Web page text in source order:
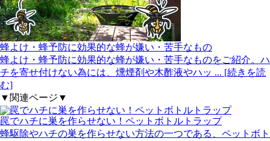
蜂よけ・蜂予防に効果的な蜂が嫌い・苦手なもの
蜂よけ・蜂予防に効果的な蜂が嫌い・苦手なものをご紹介。ハ
チを寄せ付けない為には、燻煙剤や木酢液やハッ ... [続きを読
む]
▼関連ページ▼
罠でハチに巣を作らせない！ペットボトルトラップ
蜂駆除やハチの巣を作らせない方法の一つである、ペットボト